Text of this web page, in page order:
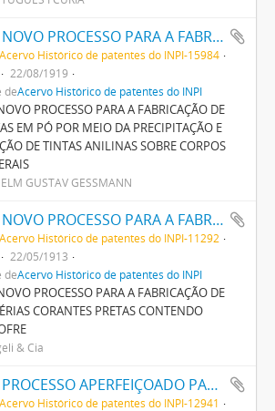
UM NOVO PROCESSO PARA A FABRICAÇÃO DE TINTAS EM PÓ POR MEIO DA PRECIPITAÇÃO E FIXAÇÃO DE TINTAS ANILINAS SOBRE CORPOS MINERAES
Histórico de patentes do INPI-15984
22/08/1919
deAcervo Histórico de patentes do INPI
PROCESSO PARA A FABRICAÇÃO DE
EM PÓ POR MEIO DA PRECIPITAÇÃO E
DE TINTAS ANILINAS SOBRE CORPOS
GUSTAV GESSMANN
UM NOVO PROCESSO PARA A FABRICAÇÃO DE MATERIAS CORANTES PRETAS CONTENDO ENXOFRE
Histórico de patentes do INPI-11292
22/05/1913
deAcervo Histórico de patentes do INPI
PROCESSO PARA A FABRICAÇÃO DE
CORANTES PRETAS CONTENDO
& Cia
UM PROCESSO APERFEIÇOADO PARA PRODUZIR AZUL DA PRUSSIA
Histórico de patentes do INPI-12941